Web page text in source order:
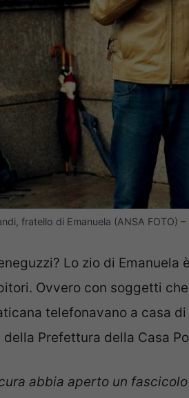
fratello di Emanuela (ANSA FOTO)
Lo zio di Emanuela
Ovvero con soggetti
telefonavano a casa
Prefettura della Casa
abbia aperto un